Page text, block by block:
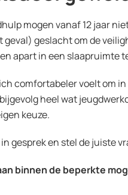
mogen vanaf 12 jaar
geval) geslacht om de
apart in een slaapruimte
comfortabeler voelt om
heel wat
keuze.
gesprek en stel de juiste
binnen de beperkte